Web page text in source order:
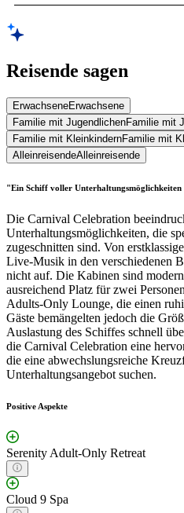
Reisende sagen
ErwachseneErwachsene
Familie mit JugendlichenFamilie mit
Familie mit KleinkindernFamilie mit
AlleinreisendeAlleinreisende
"Ein Schiff voller Unterhaltungsmöglichkeiten
Die Carnival Celebration
Unterhaltungsmöglichkeiten, die
zugeschnitten sind. Von
Live-Musik in den verschiedenen
nicht auf. Die Kabinen sind
ausreichend Platz für zwei
Adults-Only Lounge, die einen
Gäste bemängelten jedoch die
Auslastung des Schiffes schnell
die Carnival Celebration eine
die eine abwechslungsreiche
Unterhaltungsangebot suchen.
Positive Aspekte
Serenity Adult-Only Retreat
Cloud 9 Spa